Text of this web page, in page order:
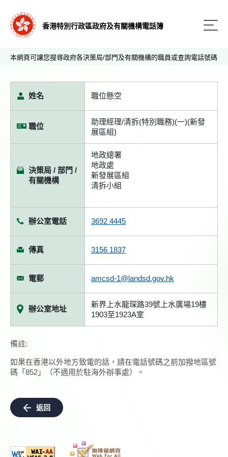
香港特別行政區政府及有關機構電話簿
本網頁可讓您搜尋政府各決策局/部門及有關機構的職員或查詢電話號碼
姓名 職位懸空
職位
助理經理/清拆(特別職務)(一)(新發
展區組)
決策局 / 部門 /
有關機構
地政總署
地政處
新發展區組
清拆小組
辦公室電話 3692 4445
傳真 3156 1837
電郵 amcsd-1@landsd.gov.hk
辦公室地址
新界上水龍琛路39號上水廣場19樓
1903至1923A室
備註:
如果在香港以外地方致電的話，請在電話號碼之前加撥地區號
碼「852」（不適用於駐海外辦事處）。
返回